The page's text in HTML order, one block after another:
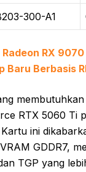
300-A1
Radeon RX
Baru Berbasis
RTX 5060 Ti
ini
GDDR7,
TGP yang